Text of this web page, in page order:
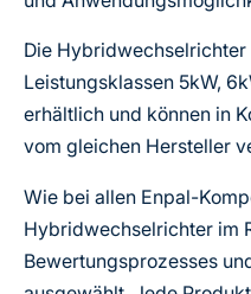
Die Hybridwechselrichter
Leistungsklassen 5kW,
erhältlich und können in
vom gleichen Hersteller
Wie bei allen Enpal-
Hybridwechselrichter im
Bewertungsprozesses